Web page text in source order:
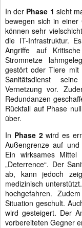
In der Phase 1 sieht
bewegen sich in einer
können sehr
die IT-Infrastruktur.
Angriffe auf
Stromnetze
gestört oder Tiere mit
Sanitätsdienst
Vernetzung vor.
Redundanzen
Rückfall auf Phase
über.
In Phase 2wird es
Außengrenze auf und
Ein wirksames
„Deterrence“. Der
ab, kann jedoch
medizinisch
hochgefahren.
Situation geschult.
wird gesteigert. Der
vorbereiteten Gegner